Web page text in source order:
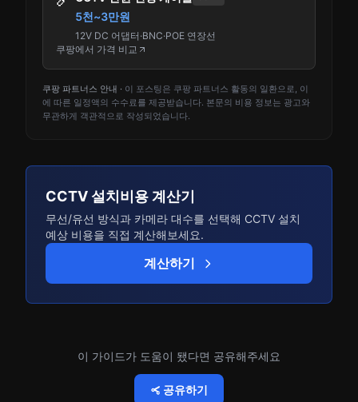
5천~3만원
12V DC 어댑터·BNC·POE 연장선
쿠팡에서 가격 비교
쿠팡 파트너스 안내 · 이 포스팅은 쿠팡 파트너스 활동의 일환으로, 이
에 따른 일정액의 수수료를 제공받습니다. 본문의 비용 정보는 광고와
무관하게 객관적으로 작성되었습니다.
CCTV 설치비용 계산기
무선/유선 방식과 카메라 대수를 선택해 CCTV 설치
예상 비용을 직접 계산해보세요.
계산하기
이 가이드가 도움이 됐다면 공유해주세요
공유하기